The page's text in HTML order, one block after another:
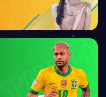
二、使用特性
电线的工作电压为交流额
根据补偿导线芯材料不
不低于105mΩ.m。
三、产品结构图